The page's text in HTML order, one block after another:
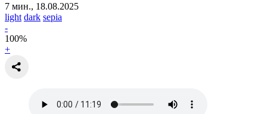
7 мин., 18.08.2025
light dark sepia
-
100%
+